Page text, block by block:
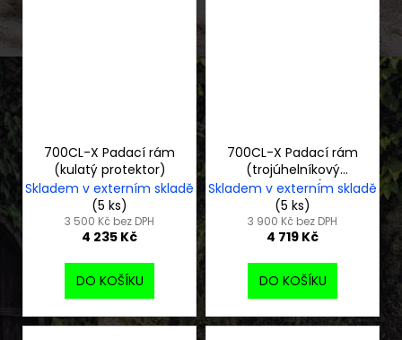
700CL-X Padací rám
(kulatý protektor)
Skladem v externím skladě
(5 ks)
3 500 Kč bez DPH
4 235 Kč
DO KOŠÍKU
700CL-X Padací rám
(trojúhelníkový
protektor)
Skladem v externím skladě
(5 ks)
3 900 Kč bez DPH
4 719 Kč
DO KOŠÍKU